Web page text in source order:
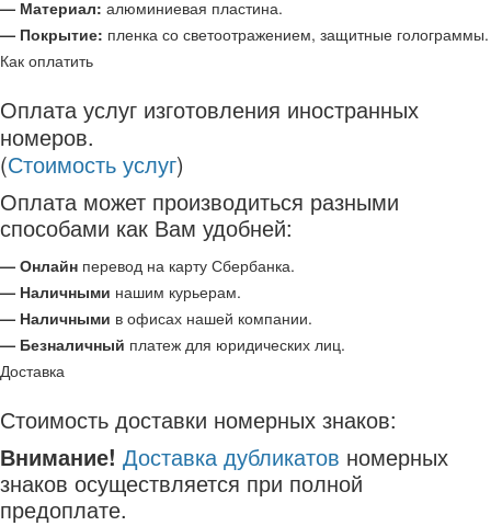
— Материал: алюминиевая пластина.
— Покрытие: пленка со светоотражением, защитные голограммы.
Как оплатить
Оплата услуг изготовления иностранных
номеров.
(Стоимость услуг)
Оплата может производиться разными
способами как Вам удобней:
— Онлайн перевод на карту Сбербанка.
— Наличными нашим курьерам.
— Наличными в офисах нашей компании.
— Безналичный платеж для юридических лиц.
Доставка
Стоимость доставки номерных знаков:
Внимание! Доставка дубликатов номерных
знаков осуществляется при полной
предоплате.